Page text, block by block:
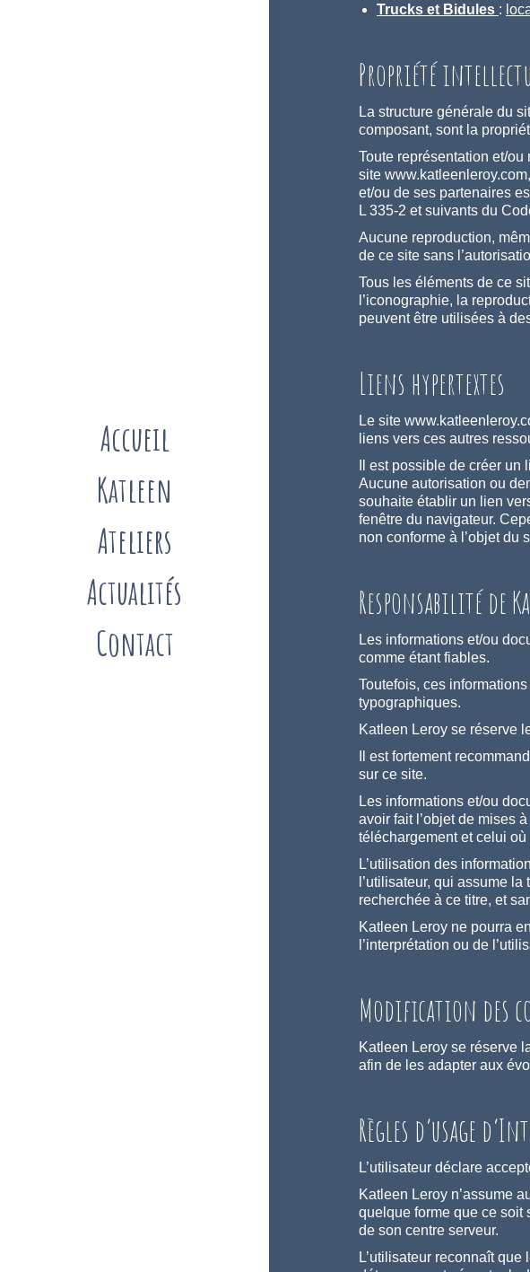
Accueil
Katleen
Ateliers
Actualités
Contact
Trucks et Bidules :
Propriété
La structure générale du
composant, sont la
Toute représentation et/
site
et/ou de ses partenaires
L 335-2 et suivants du
Aucune reproduction,
de ce site sans
Tous les éléments de ce
l’iconographie, la
peuvent être utilisées à
Liens hypertextes
Le site
liens vers ces autres
Il est possible de créer
Aucune autorisation ou
souhaite établir un lien
fenêtre du navigateur.
non conforme à l’objet du
Responsabilité de
Les informations et/ou
comme étant fiables.
Toutefois, ces
typographiques.
Katleen Leroy se réserve
Il est fortement
sur ce site.
Les informations et/ou
avoir fait l’objet de mises
téléchargement et celui
L’utilisation des
l’utilisateur, qui assume
recherchée à ce titre, et
Katleen Leroy ne pourra
l’interprétation ou de
Modification des
Katleen Leroy se réserve
afin de les adapter aux
Règles d’usage
L’utilisateur déclare
Katleen Leroy n’assume
quelque forme que ce soit
de son centre serveur.
L’utilisateur reconnaît